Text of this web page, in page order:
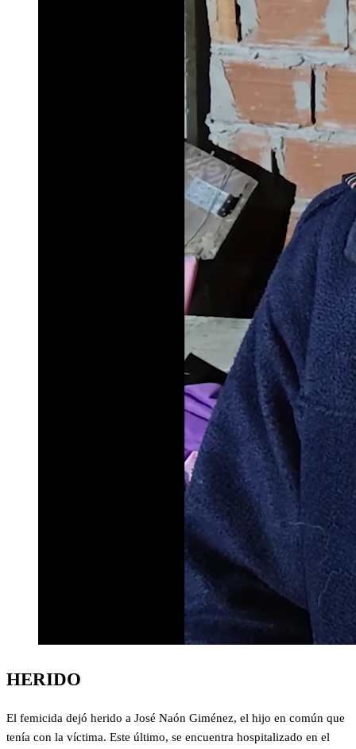
HERIDO
El femicida dejó herido a José Naón Giménez, el hijo en común que
tenía con la víctima. Este último, se encuentra hospitalizado en el